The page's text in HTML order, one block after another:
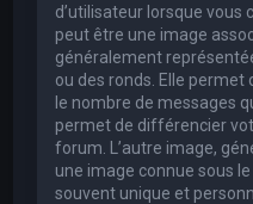
d’utilisateur lorsque vous
peut être une image
généralement
ou des ronds. Elle permet
le nombre de messages
permet de différencier
forum. L’autre image,
une image connue sous
souvent unique et